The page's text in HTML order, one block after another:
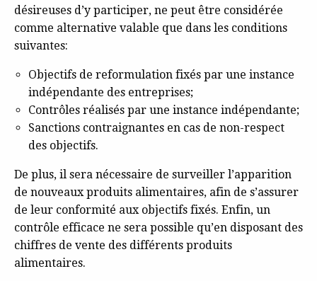
désireuses d’y participer, ne peut être considérée
comme alternative valable que dans les conditions
suivantes:
Objectifs de reformulation fixés par une instance
indépendante des entreprises;
Contrôles réalisés par une instance indépendante;
Sanctions contraignantes en cas de non-respect
des objectifs.
De plus, il sera nécessaire de surveiller l’apparition
de nouveaux produits alimentaires, afin de s’assurer
de leur conformité aux objectifs fixés. Enfin, un
contrôle efficace ne sera possible qu’en disposant des
chiffres de vente des différents produits
alimentaires.